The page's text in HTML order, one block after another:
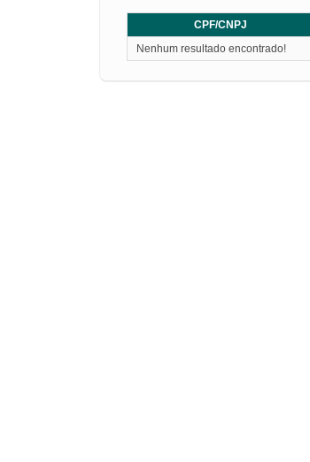
CPF/CNPJ
Nenhum resultado encontrado!